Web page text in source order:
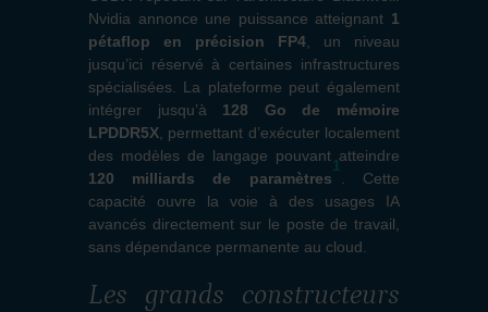
Nvidia annonce une puissance atteignant 1
pétaflop en précision FP4 , un niveau
jusqu’ici réservé à certaines infrastructures
spécialisées. La plateforme peut également
intégrer jusqu’à 128 Go de mémoire
LPDDR5X , permettant d’exécuter localement
des modèles de langage pouvant atteindre
120 milliards de paramètres
1
. Cette
capacité ouvre la voie à des usages IA
avancés directement sur le poste de travail,
sans dépendance permanente au cloud.
Les grands constructeurs